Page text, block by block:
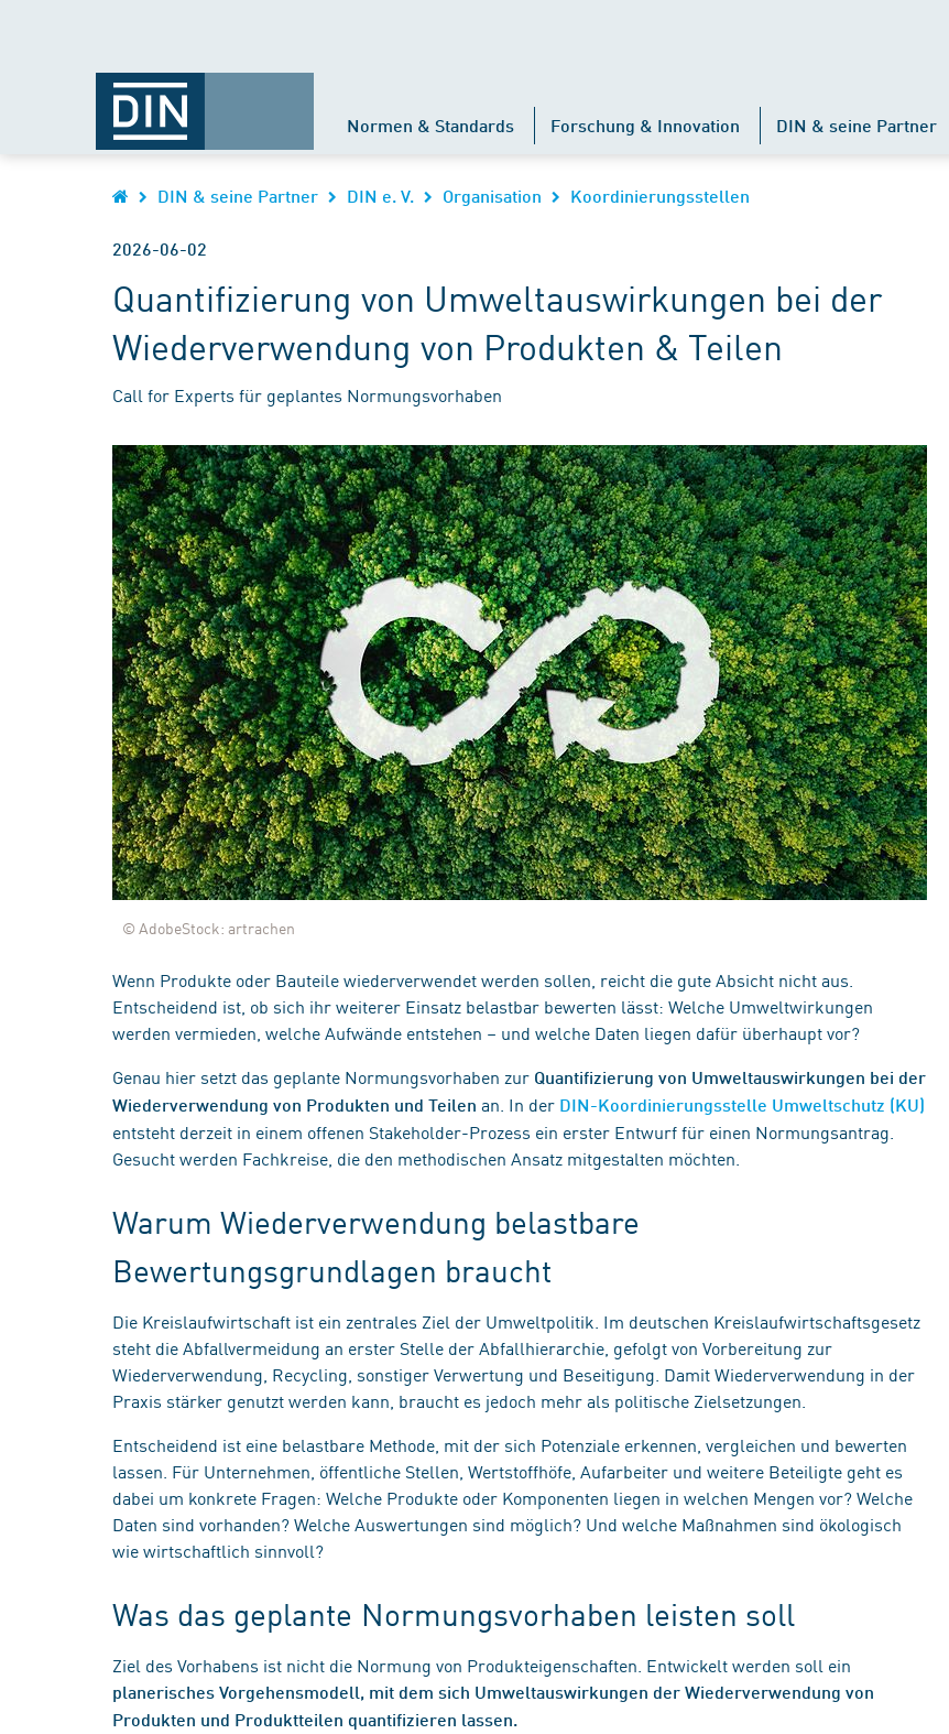
Normen & Standards Forschung & Innovation DIN & seine Partner
DIN & seine Partner DIN e. V. Organisation Koordinierungsstellen
2026-06-02
Quantifizierung von Umweltauswirkungen bei der
Wiederverwendung von Produkten & Teilen
Call for Experts für geplantes Normungsvorhaben
© AdobeStock: artrachen
Wenn Produkte oder Bauteile wiederverwendet werden sollen, reicht die gute Absicht nicht aus.
Entscheidend ist, ob sich ihr weiterer Einsatz belastbar bewerten lässt: Welche Umweltwirkungen
werden vermieden, welche Aufwände entstehen – und welche Daten liegen dafür überhaupt vor?
Genau hier setzt das geplante Normungsvorhaben zur Quantifizierung von Umweltauswirkungen bei der
Wiederverwendung von Produkten und Teilen an. In der DIN-Koordinierungsstelle Umweltschutz (KU)
entsteht derzeit in einem offenen Stakeholder-Prozess ein erster Entwurf für einen Normungsantrag.
Gesucht werden Fachkreise, die den methodischen Ansatz mitgestalten möchten.
Warum Wiederverwendung belastbare
Bewertungsgrundlagen braucht
Die Kreislaufwirtschaft ist ein zentrales Ziel der Umweltpolitik. Im deutschen Kreislaufwirtschaftsgesetz
steht die Abfallvermeidung an erster Stelle der Abfallhierarchie, gefolgt von Vorbereitung zur
Wiederverwendung, Recycling, sonstiger Verwertung und Beseitigung. Damit Wiederverwendung in der
Praxis stärker genutzt werden kann, braucht es jedoch mehr als politische Zielsetzungen.
Entscheidend ist eine belastbare Methode, mit der sich Potenziale erkennen, vergleichen und bewerten
lassen. Für Unternehmen, öffentliche Stellen, Wertstoffhöfe, Aufarbeiter und weitere Beteiligte geht es
dabei um konkrete Fragen: Welche Produkte oder Komponenten liegen in welchen Mengen vor? Welche
Daten sind vorhanden? Welche Auswertungen sind möglich? Und welche Maßnahmen sind ökologisch
wie wirtschaftlich sinnvoll?
Was das geplante Normungsvorhaben leisten soll
Ziel des Vorhabens ist nicht die Normung von Produkteigenschaften. Entwickelt werden soll ein
planerisches Vorgehensmodell, mit dem sich Umweltauswirkungen der Wiederverwendung von
Produkten und Produktteilen quantifizieren lassen.